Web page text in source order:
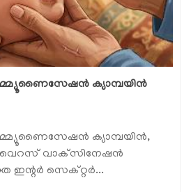
ക്യാമ്പയിൻ
ക്യാമ്പയിൻ,
വൈറസ് വാക്‌സിനേഷൻ
ഇന്റർ സെക്റ്റർ...